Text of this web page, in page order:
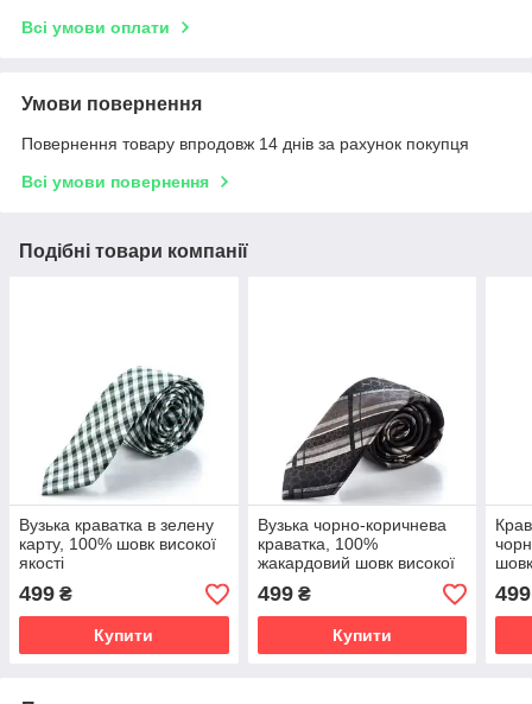
Всі умови оплати
Умови повернення
Повернення товару впродовж 14 днів за рахунок покупця
Всі умови повернення
Подібні товари компанії
Вузька краватка в зелену
карту, 100% шовк високої
якості
499 ₴
Купити
Вузька чорно-коричнева
краватка, 100%
жакардовий шовк високої
якості
499₴
Купити
499